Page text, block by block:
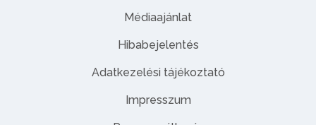
Médiaajánlat
Hibabejelentés
Adatkezelési tájékoztató
Impresszum